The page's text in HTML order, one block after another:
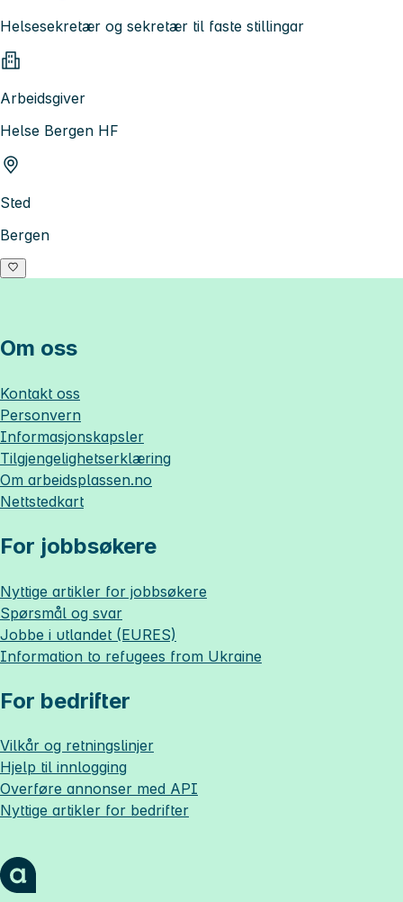
Helsesekretær og sekretær til faste stillingar
Arbeidsgiver
Helse Bergen HF
Sted
Bergen
Om oss
Kontakt oss
Personvern
Informasjonskapsler
Tilgjengelighetserklæring
Om arbeidsplassen.no
Nettstedkart
For jobbsøkere
Nyttige artikler for jobbsøkere
Spørsmål og svar
Jobbe i utlandet (EURES)
Information to refugees from Ukraine
For bedrifter
Vilkår og retningslinjer
Hjelp til innlogging
Overføre annonser med API
Nyttige artikler for bedrifter